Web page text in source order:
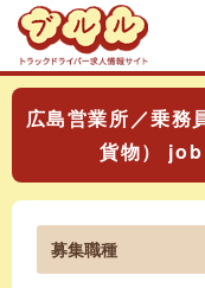
広島営業所／乗務
貨物） job
募集職種